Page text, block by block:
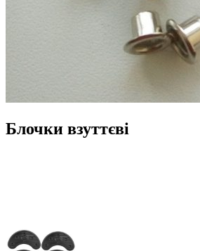
Блочки взуттєві